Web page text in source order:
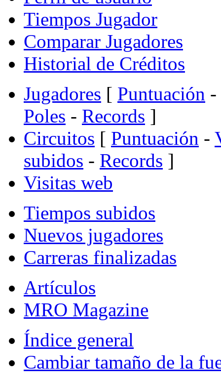
Tiempos Jugador
Comparar Jugadores
Historial de Créditos
Jugadores [ Puntuación -
Poles - Records ]
Circuitos [ Puntuación -
subidos - Records ]
Visitas web
Tiempos subidos
Nuevos jugadores
Carreras finalizadas
Artículos
MRO Magazine
Índice general
Cambiar tamaño de la